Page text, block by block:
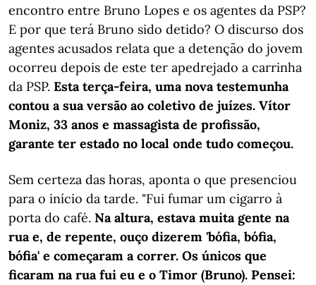
encontro entre Bruno Lopes e os agentes da PSP?
E por que terá Bruno sido detido? O discurso dos
agentes acusados relata que a detenção do jovem
ocorreu depois de este ter apedrejado a carrinha
da PSP. Esta terça-feira, uma nova testemunha
contou a sua versão ao coletivo de juízes. Vítor
Moniz, 33 anos e massagista de profissão,
garante ter estado no local onde tudo começou.
Sem certeza das horas, aponta o que presenciou
para o início da tarde. "Fui fumar um cigarro à
porta do café. Na altura, estava muita gente na
rua e, de repente, ouço dizerem 'bófia, bófia,
bófia' e começaram a correr. Os únicos que
ficaram na rua fui eu e o Timor (Bruno). Pensei: